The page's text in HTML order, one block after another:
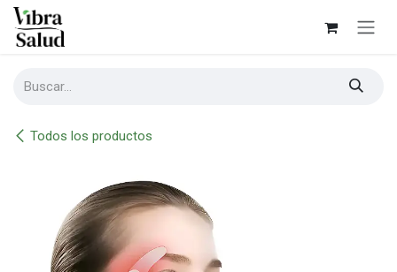
Ir al contenido
Todos los productos